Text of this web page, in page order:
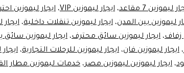
مع
ليموزين
مصر
–
ليموزين 7 مقاعد
، ايجار ليموزين VIP ، ايجار ليموزين
ليموزين بين المدن، ايجار ليموزين تنقلات داخلية،
زفاف، ايجار ليموزين سائق محترف، ايجار ليموزين سائق
، ايجار ليموزين فان، ايجار ليموزين للرحلات التجارية،
، ايجار ليموزين ليموزين مصر، خدمات ليموزين مطار